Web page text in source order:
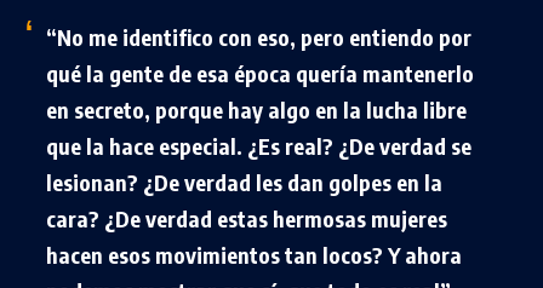
“No me identifico con eso, pero entiendo por
qué la gente de esa época quería mantenerlo
en secreto, porque hay algo en la lucha libre
que la hace especial. ¿Es real? ¿De verdad se
lesionan? ¿De verdad les dan golpes en la
cara? ¿De verdad estas hermosas mujeres
hacen esos movimientos tan locos? Y ahora